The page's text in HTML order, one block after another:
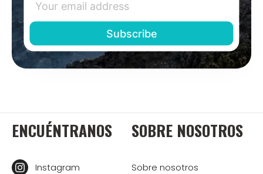
ENCUÉNTRANOS
Instagram
SOBRE NOSOTROS
Sobre nosotros